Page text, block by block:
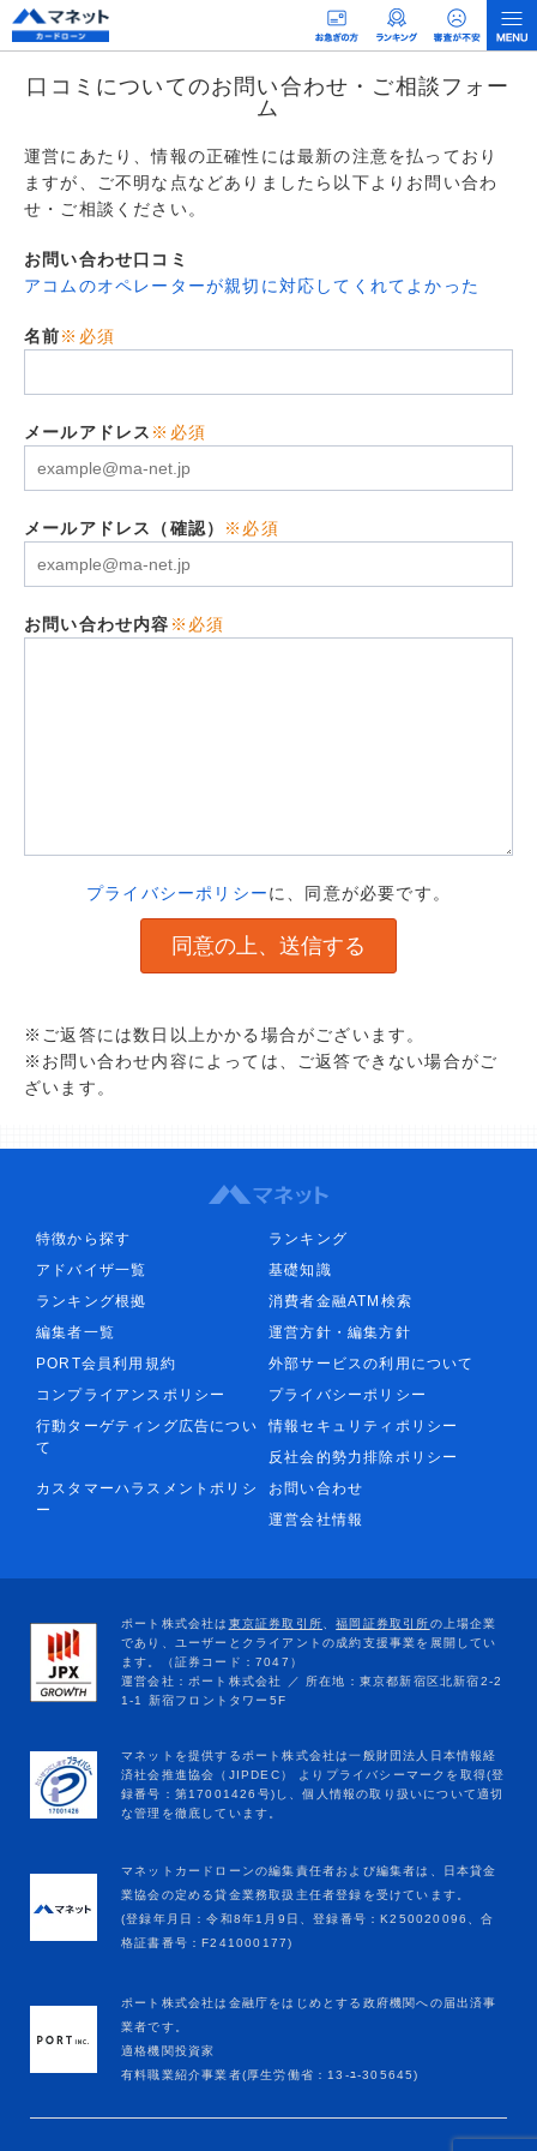
口コミについてのお問い合わせ・ご相談フォー
ム
運営にあたり、情報の正確性には最新の注意を払っており
ますが、ご不明な点などありましたら以下よりお問い合わ
せ・ご相談ください。
お問い合わせ口コミ
アコムのオペレーターが親切に対応してくれてよかった
名前※必須
メールアドレス ※必須
メールアドレス（確認） ※必須
お問い合わせ内容 ※必須
プライバシーポリシーに、同意が必要です。
※ご返答には数日以上かかる場合がございます。
※お問い合わせ内容によっては、ご返答できない場合がご
ざいます。
特徴から探す
ランキング
アドバイザ一覧
基礎知識
ランキング根拠
消費者金融ATM検索
編集者一覧
運営方針・編集方針
PORT会員利用規約
外部サービスの利用について
コンプライアンスポリシー
プライバシーポリシー
行動ターゲティング広告につい
て
情報セキュリティポリシー
反社会的勢力排除ポリシー
カスタマーハラスメントポリシ
ー
お問い合わせ
運営会社情報
マネットカードローンの編集責任者および編集者は、日本貸金
業協会の定める貸金業務取扱主任者登録を受けています。
(登録年月日：令和8年1月9日、登録番号：K250020096、合
格証書番号：F241000177)
ポート株式会社は金融庁をはじめとする政府機関への届出済事
業者です。
適格機関投資家
有料職業紹介事業者(厚生労働省：13-ﾕ-305645)